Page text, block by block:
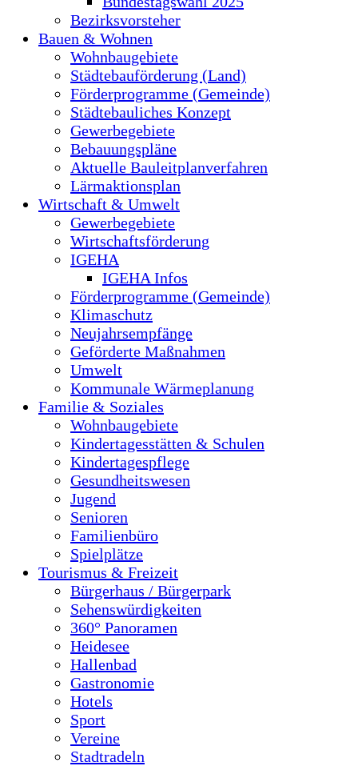
Bezirksvorsteher
Bauen & Wohnen
Wohnbaugebiete
Städtebauförderung (Land)
Förderprogramme (Gemeinde)
Städtebauliches Konzept
Gewerbegebiete
Bebauungspläne
Aktuelle Bauleitplanverfahren
Lärmaktionsplan
Wirtschaft & Umwelt
Gewerbegebiete
Wirtschaftsförderung
IGEHA
IGEHA Infos
Förderprogramme (Gemeinde)
Klimaschutz
Neujahrsempfänge
Geförderte Maßnahmen
Umwelt
Kommunale Wärmeplanung
Familie & Soziales
Wohnbaugebiete
Kindertagesstätten & Schulen
Kindertagespflege
Gesundheitswesen
Jugend
Senioren
Familienbüro
Spielplätze
Tourismus & Freizeit
Bürgerhaus / Bürgerpark
Sehenswürdigkeiten
360° Panoramen
Heidesee
Hallenbad
Gastronomie
Hotels
Sport
Vereine
Stadtradeln